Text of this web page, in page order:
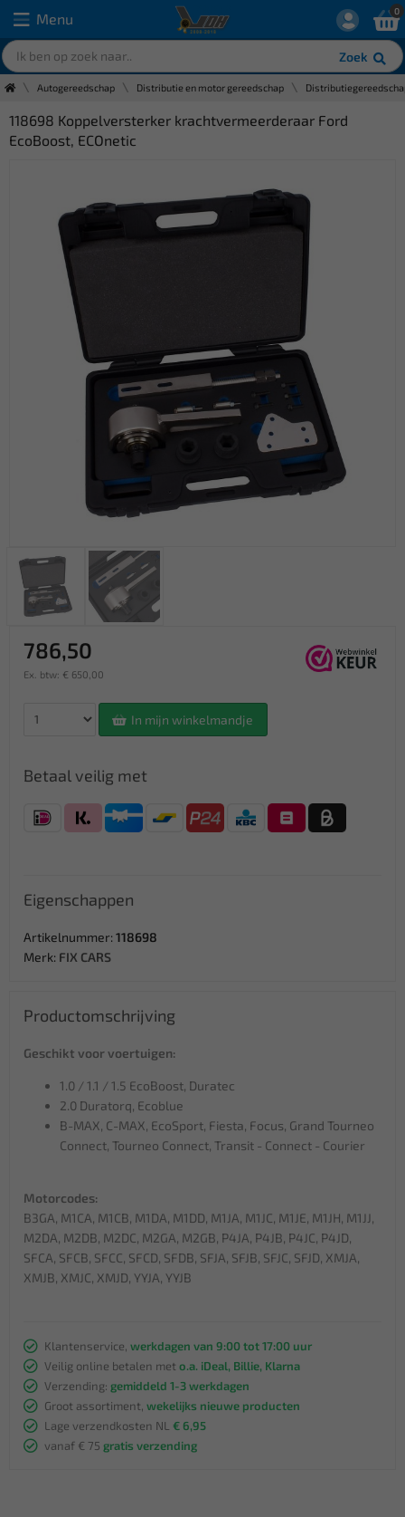
Menu
Zoek
0
Autogereedschap Distributie en motor gereedschap
118698 Koppelversterker krachtvermeerderaar Ford
EcoBoost, ECOnetic
786,50
Ex. btw: € 650,00
In mijn winkelmandje
Betaal veilig met
Eigenschappen
Artikelnummer: 118698
Merk: FIX CARS
Productomschrijving
Geschikt voor voertuigen:
1.0 / 1.1 / 1.5 EcoBoost, Duratec
2.0 Duratorq, Ecoblue
B-MAX, C-MAX, EcoSport, Fiesta, Focus, Grand Tourneo
Connect, Tourneo Connect, Transit - Connect - Courier
Motorcodes:
B3GA, M1CA, M1CB, M1DA, M1DD, M1JA, M1JC, M1JE, M1JH, M1JJ,
M2DA, M2DB, M2DC, M2GA, M2GB, P4JA, P4JB, P4JC, P4JD,
SFCA, SFCB, SFCC, SFCD, SFDB, SFJA, SFJB, SFJC, SFJD, XMJA,
XMJB, XMJC, XMJD, YYJA, YYJB
Klantenservice, werkdagen van 9:00 tot 17:00 uur
Veilig online betalen met o.a. iDeal, Billie, Klarna
Verzending: gemiddeld 1-3 werkdagen
Groot assortiment, wekelijks nieuwe producten
Lage verzendkosten NL € 6,95
vanaf € 75 gratis verzending